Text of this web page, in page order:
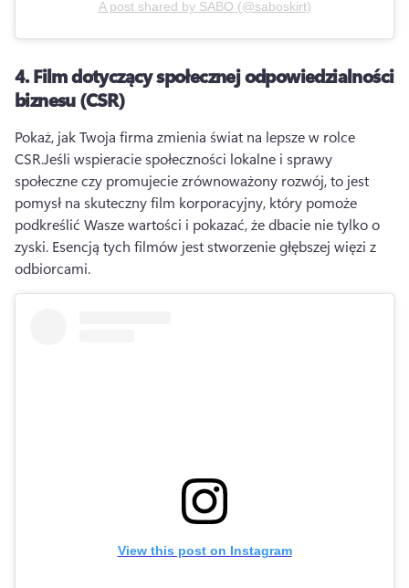
A post shared by SABO (@saboskirt)
4.Film dotyczący społecznej odpowiedzialności
biznesu (CSR)
Pokaż, jak Twoja firma zmienia świat na lepsze w rolce
CSR.Jeśli wspieracie społeczności lokalne i sprawy
społeczne czy promujecie zrównoważony rozwój, to jest
pomysł na skuteczny film korporacyjny, który pomoże
podkreślić Wasze wartości i pokazać, że dbacie nie tylko o
zyski. Esencją tych filmów jest stworzenie głębszej więzi z
odbiorcami.
View this post on Instagram